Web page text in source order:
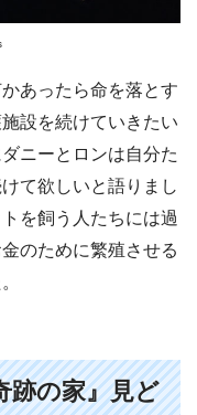
あったら命を落とす
設を続けていきたい
ニーとロンは自分た
て欲しいと語りまし
を飼う人たちには過
のために繁殖させる
跡の家』見ど